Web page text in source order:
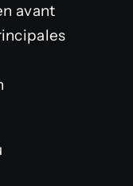
avant